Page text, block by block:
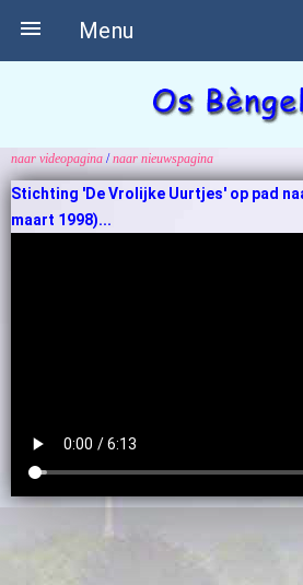
Menu

naar videopagina /naar nieuwspagina
Stichting 'De Vrolijke Uurtjes' op pad
maart 1998)...